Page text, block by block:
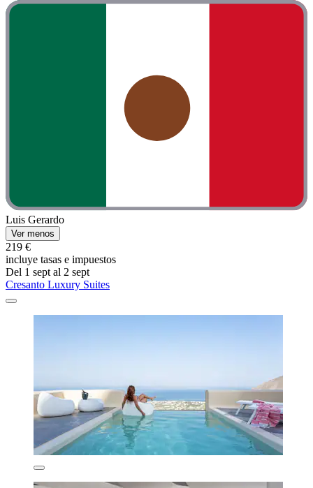
Luis Gerardo
Ver menos
219 €
incluye tasas e impuestos
Del 1 sept al 2 sept
Cresanto Luxury Suites